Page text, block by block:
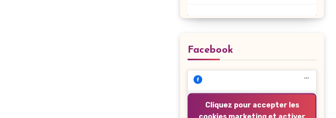
Facebook
Cliquez pour accepter les